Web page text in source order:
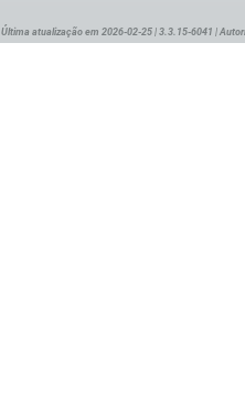
Última atualização em 2026-02-25 | 3.3.15-6041 |